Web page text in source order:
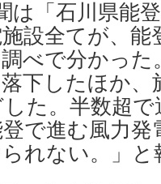
は「石川県能
設全てが、能
べで分かった
落下したほか
た。半数超
で進む風力発
れない。」と